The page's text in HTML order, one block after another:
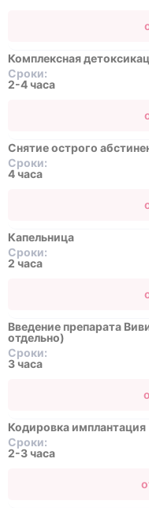
Комплексная
Сроки:
2-4 часа
Снятие острого
Сроки:
4 часа
Капельница
Сроки:
2 часа
Введение препарата
отдельно)
Сроки:
3 часа
Кодировка имплантация
Сроки:
2-3 часа